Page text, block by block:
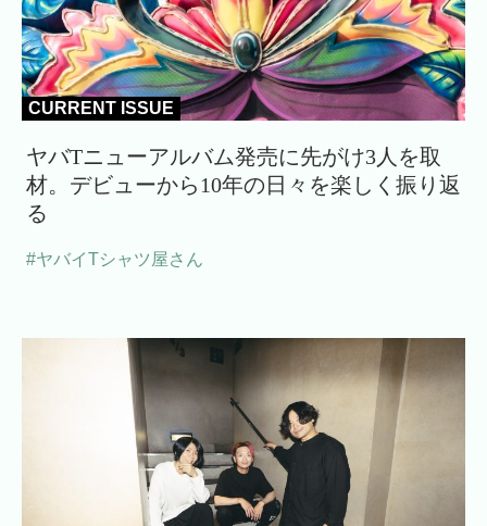
CURRENT ISSUE
ヤバTニューアルバム発売に先がけ3人を取
材。デビューから10年の日々を楽しく振り返
る
#ヤバイTシャツ屋さん